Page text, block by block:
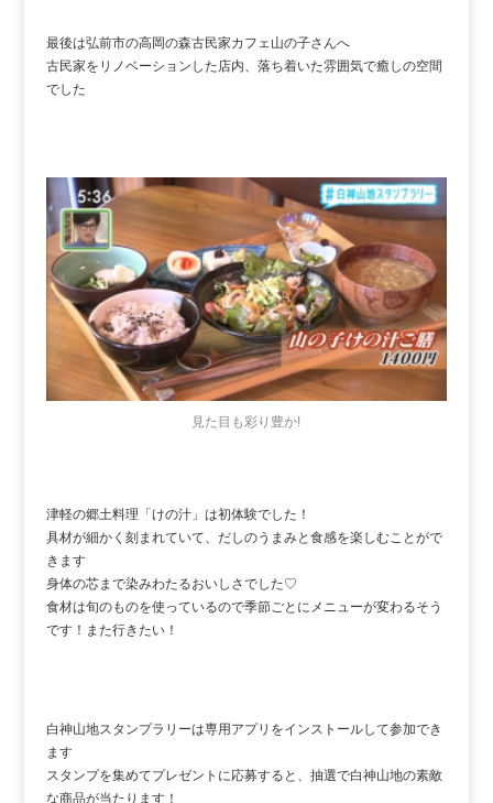
最後は弘前市の高岡の森古民家カフェ山の子さんへ
古民家をリノベーションした店内、落ち着いた雰囲気で癒しの空間
でした
見た目も彩り豊か!
津軽の郷土料理「けの汁」は初体験でした！
具材が細かく刻まれていて、だしのうまみと食感を楽しむことがで
きます
身体の芯まで染みわたるおいしさでした♡
食材は旬のものを使っているので季節ごとにメニューが変わるそう
です！また行きたい！
白神山地スタンプラリーは専用アプリをインストールして参加でき
ます
スタンプを集めてプレゼントに応募すると、抽選で白神山地の素敵
な商品が当たります！